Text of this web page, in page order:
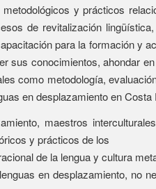
y prácticos
de revitalización
para la formación y
sus conocimientos, ahondar
como metodología,
en desplazamiento en Costa
maestros
y prácticos de los
de la lengua y cultura
en desplazamiento, no